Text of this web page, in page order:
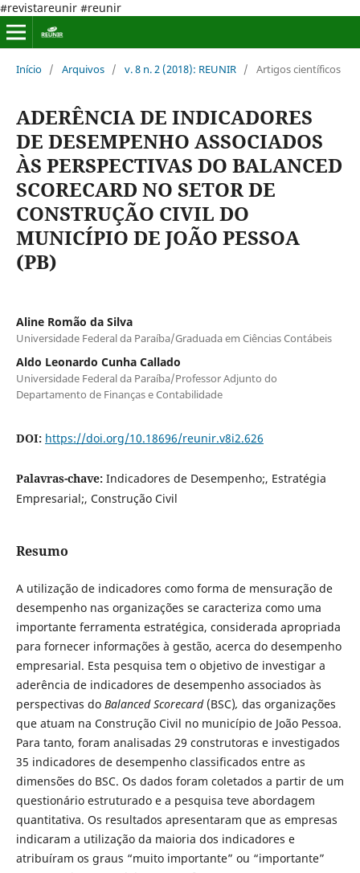
#revistareunir #reunir
Início / Arquivos / v. 8 n. 2 (2018): REUNIR / Artigos científicos
ADERÊNCIA DE INDICADORES
DE DESEMPENHO ASSOCIADOS
ÀS PERSPECTIVAS DO BALANCED
SCORECARD NO SETOR DE
CONSTRUÇÃO CIVIL DO
MUNICÍPIO DE JOÃO PESSOA
(PB)
Aline Romão da Silva
Universidade Federal da Paraíba/Graduada em Ciências Contábeis
Aldo Leonardo Cunha Callado
Universidade Federal da Paraíba/Professor Adjunto do
Departamento de Finanças e Contabilidade
DOI: https://doi.org/10.18696/reunir.v8i2.626
Palavras-chave: Indicadores de Desempenho;, Estratégia
Empresarial;, Construção Civil
Resumo
A utilização de indicadores como forma de mensuração de
desempenho nas organizações se caracteriza como uma
importante ferramenta estratégica, considerada apropriada
para fornecer informações à gestão, acerca do desempenho
empresarial. Esta pesquisa tem o objetivo de investigar a
aderência de indicadores de desempenho associados às
perspectivas do Balanced Scorecard (BSC), das organizações
que atuam na Construção Civil no município de João Pessoa.
Para tanto, foram analisadas 29 construtoras e investigados
35 indicadores de desempenho classificados entre as
dimensões do BSC. Os dados foram coletados a partir de um
questionário estruturado e a pesquisa teve abordagem
quantitativa. Os resultados apresentaram que as empresas
indicaram a utilização da maioria dos indicadores e
atribuíram os graus “muito importante” ou “importante”